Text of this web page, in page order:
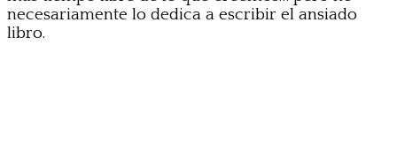
necesariamente lo dedica a escribir el ansiado
libro.